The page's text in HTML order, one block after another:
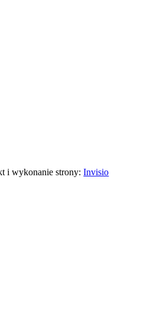
i wykonanie strony:Invisio